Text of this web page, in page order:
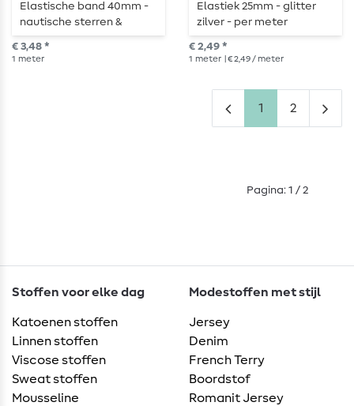
Elastische band 40mm -
nautische sterren &
ankers - per meter
€ 3,48 *
1 meter
Elastiek 25mm - glitter
zilver - per meter
€ 2,49 *
1 meter | € 2,49 / meter
1 2
Pagina: 1 / 2
Stoffen voor elke dag
Katoenen stoffen
Linnen stoffen
Viscose stoffen
Sweat stoffen
Mousseline
Modestoffen met stijl
Jersey
Denim
French Terry
Boordstof
Romanit Jersey